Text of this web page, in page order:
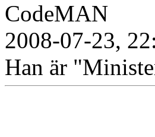
CodeMAN
2008-07-23,
Han är